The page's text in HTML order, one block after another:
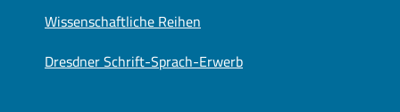
Wissenschaftliche Reihen
Dresdner Schrift-Sprach-Erwerb